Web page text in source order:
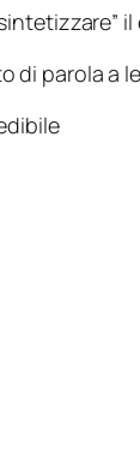
”
di parola a